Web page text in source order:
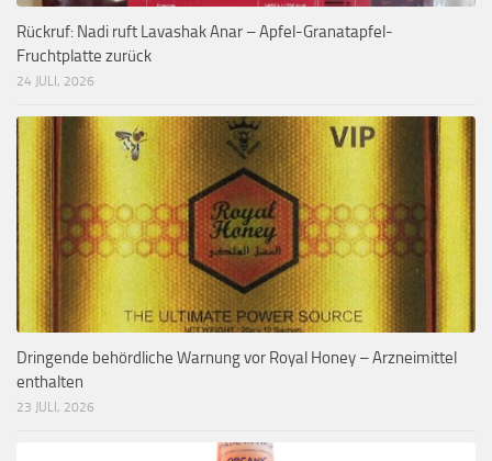
Rückruf: Nadi ruft Lavashak Anar – Apfel-Granatapfel-
Fruchtplatte zurück
24 JULI, 2026
Dringende behördliche Warnung vor Royal Honey – Arzneimittel
enthalten
23 JULI, 2026